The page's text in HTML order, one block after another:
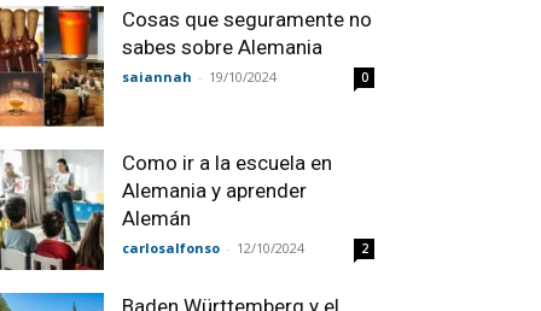
Cosas que seguramente no
sabes sobre Alemania
saiannah - 19/10/2024 0
Como ir a la escuela en
Alemania y aprender
Alemán
carlosalfonso - 12/10/2024 2
Baden Württemberg y el